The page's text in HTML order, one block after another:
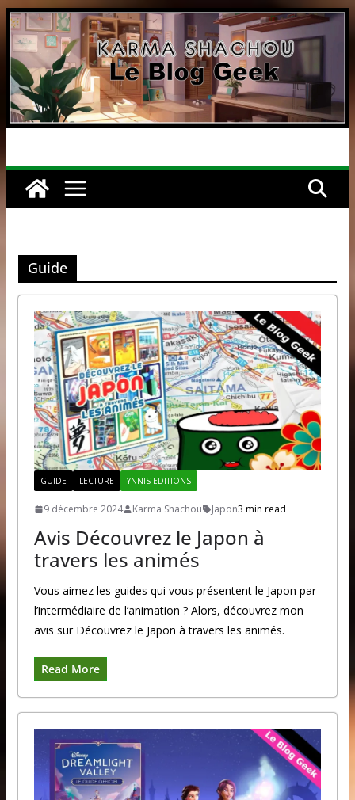
Passer
au
contenu
Guide
GUIDE LECTURE YNNIS EDITIONS
9 décembre 2024 Karma Shachou Japon3 min read
Avis Découvrez le Japon à
travers les animés
Vous aimez les guides qui vous présentent le Japon par
l’intermédiaire de l’animation ? Alors, découvrez mon
avis sur Découvrez le Japon à travers les animés.
Read More